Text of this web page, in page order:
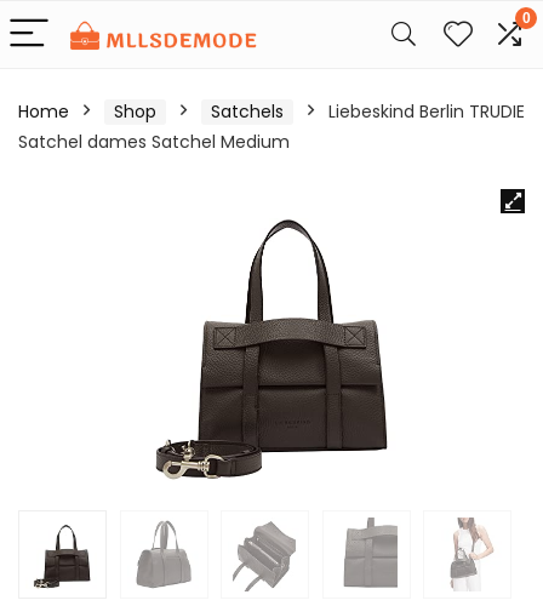
0
Home Shop Satchels
Liebeskind Berlin TRUDIE
Satchel dames Satchel Medium